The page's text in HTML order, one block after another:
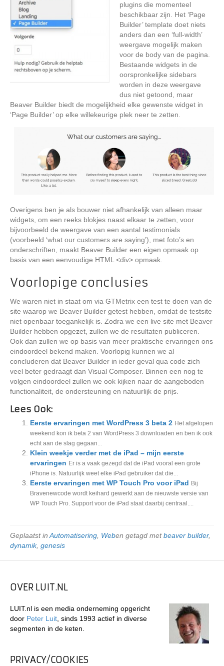
plugins die momenteel
beschikbaar zijn. Het ‘Page
Builder’ template doet niets
anders dan een ‘full-width’
weergave mogelijk maken
voor de body van de pagina.
Bestaande widgets in de
oorspronkelijke sidebars
worden in deze weergave
dus niet getoond, maar
Beaver Builder biedt de mogelijkheid elke gewenste widget in
‘Page Builder’ op elke willekeurige plek neer te zetten.
Overigens ben je als bouwer niet afhankelijk van alleen maar
widgets, om een reeks blokjes naast elkaar te zetten, voor
bijvoorbeeld de weergave van een aantal testimonials
(voorbeeld ‘what our customers are saying’), met foto’s en
onderschriften, maakt Beaver Builder een eigen opmaak op
basis van een eenvoudige HTML <div> opmaak.
Voorlopige conclusies
We waren niet in staat om via GTMetrix een test te doen van de
site waarop we Beaver Builder getest hebben, omdat de testsite
niet openbaar toegankelijk is. Zodra we een live site met Beaver
Builder hebben opgezet, zullen we de resultaten publiceren.
Ook dan zullen we op basis van meer praktische ervaringen ons
eindoordeel bekend maken. Voorlopig kunnen we al
concluderen dat Beaver Builder in ieder geval qua code zich
veel beter gedraagt dan Visual Composer. Binnen een nog te
volgen eindoordeel zullen we ook kijken naar de aangeboden
functionaliteit, de ondersteuning en natuurlijk de prijs.
Lees Ook:
Eerste ervaringen met WordPress 3 beta 2 Het afgelopen
weekend kon ik beta 2 van WordPress 3 downloaden en ben ik ook
echt aan de slag gegaan...
Klein weekje verder met de iPad – mijn eerste
ervaringen Er is a vaak gezegd dat de iPad vooral een grote
iPhone is. Natuurlijk weet elke iPad gebruiker dat die...
Eerste ervaringen met WP Touch Pro voor iPad Bij
Bravenewcode wordt keihard gewerkt aan de nieuwste versie van
WP Touch Pro. Support voor de iPad staat daarbij centraal....
Geplaatst inAutomatisering, Weben getagd metbeaver builder,
dynamik, genesis
OVER LUIT.NL
LUIT.nl is een media onderneming opgericht
door Peter Luit, sinds 1993 actief in diverse
segmenten in de keten.
PRIVACY/COOKIES